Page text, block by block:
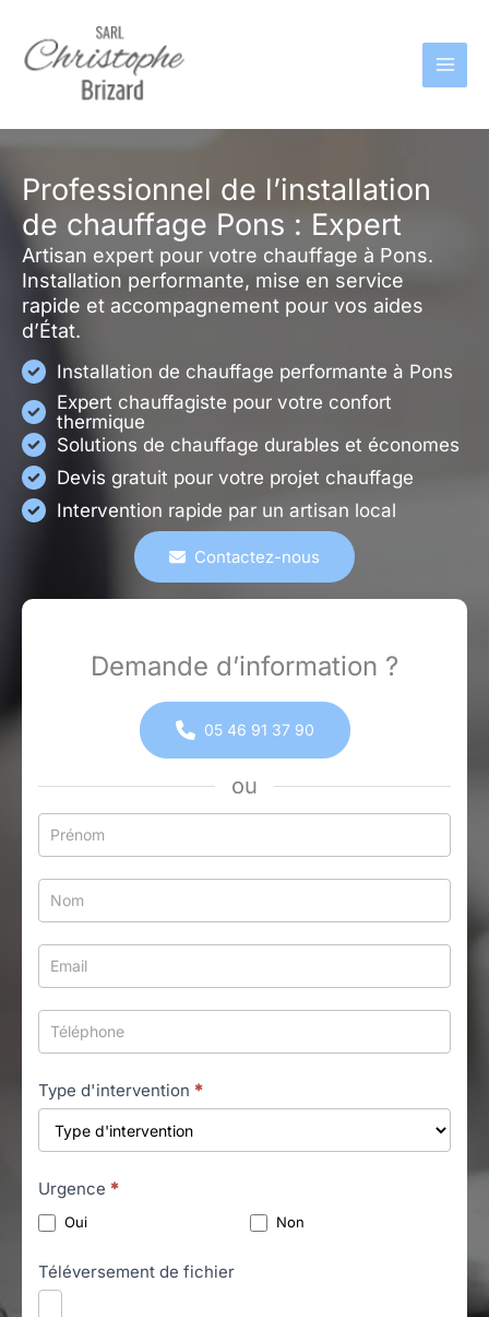
contenu
Professionnel de l’installation
de chauffage Pons : Expert
Artisan expert pour votre chauffage à Pons.
Installation performante, mise en service
rapide et accompagnement pour vos aides
d’État.
Installation de chauffage performante à Pons
Expert chauffagiste pour votre confort
thermique
Solutions de chauffage durables et économes
Devis gratuit pour votre projet chauffage
Intervention rapide par un artisan local
Contactez-nous
Demande d’information ?
05 46 91 37 90
ou
Formulaire
simple
avec
téléphone
Type d'intervention *
Urgence *
Oui Non
Téléversement de fichier